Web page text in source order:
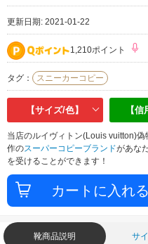
更新日期: 2021-01-22
1,210ポイント
タグ： スニーカーコピー
【サイズ/色】 【信
当店のルイヴィトン(Louis vuitton)
作のスーパーコピーブランドがあな
を受けることができます！
靴商品説明 サ